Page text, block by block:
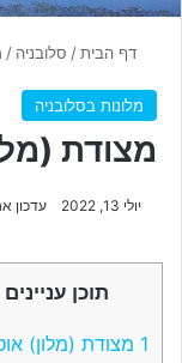
דף הבית/ סלובניה /
מלונות בסלובניה
מצודת
יולי 13, 2022 עדכון
תוכן עניינים
1 מצודת (מלון)